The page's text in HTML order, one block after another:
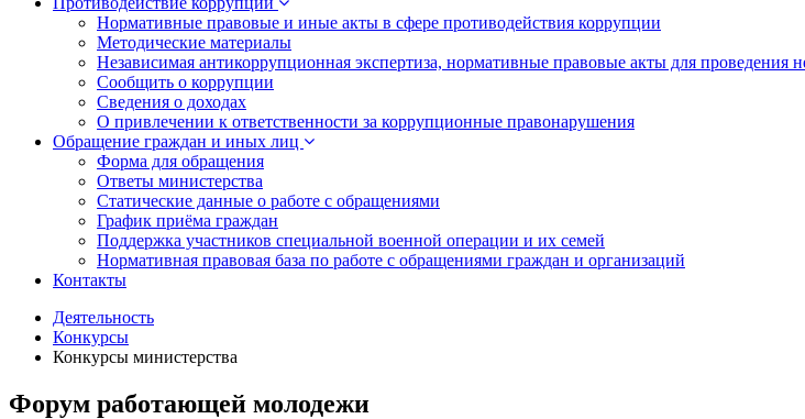
Нормативные правовые и иные акты в сфере противодействия коррупции
Методические материалы
Независимая антикоррупционная экспертиза, нормативные правовые акты для проведения
Сообщить о коррупции
Сведения о доходах
О привлечении к ответственности за коррупционные правонарушения
Обращение граждан и иных лиц
Форма для обращения
Ответы министерства
Статические данные о работе с обращениями
График приёма граждан
Поддержка участников специальной военной операции и их семей
Нормативная правовая база по работе с обращениями граждан и организаций
Контакты
Деятельность
Конкурсы
Конкурсы министерства
Форум работающей молодежи